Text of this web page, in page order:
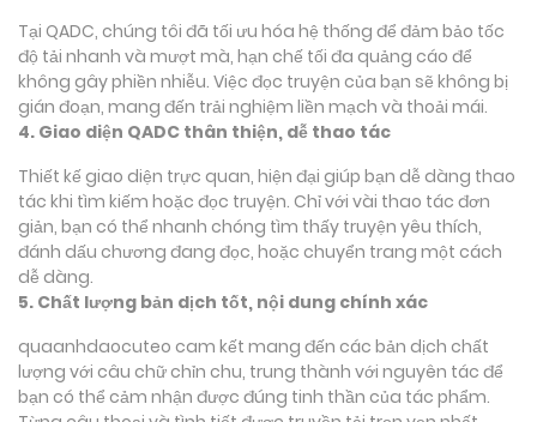
Tại QADC, chúng tôi đã tối ưu hóa hệ thống để đảm bảo tốc
độ tải nhanh và mượt mà, hạn chế tối đa quảng cáo để
không gây phiền nhiễu. Việc đọc truyện của bạn sẽ không bị
gián đoạn, mang đến trải nghiệm liền mạch và thoải mái.
4. Giao diện QADC thân thiện, dễ thao tác
Thiết kế giao diện trực quan, hiện đại giúp bạn dễ dàng thao
tác khi tìm kiếm hoặc đọc truyện. Chỉ với vài thao tác đơn
giản, bạn có thể nhanh chóng tìm thấy truyện yêu thích,
đánh dấu chương đang đọc, hoặc chuyển trang một cách
dễ dàng.
5. Chất lượng bản dịch tốt, nội dung chính xác
quaanhdaocuteo cam kết mang đến các bản dịch chất
lượng với câu chữ chỉn chu, trung thành với nguyên tác để
bạn có thể cảm nhận được đúng tinh thần của tác phẩm.